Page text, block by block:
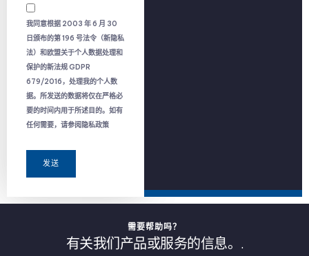
我同意根据 2003 年 6 月 30
日颁布的第 196 号法令（新隐私
法）和欧盟关于个人数据处理和
保护的新法规 GDPR
679/2016，处理我的个人数
据。所发送的数据将仅在严格必
要的时间内用于所述目的。如有
任何需要，请参阅隐私政策
发送
需要帮助吗？
有关我们产品或服务的信息。.